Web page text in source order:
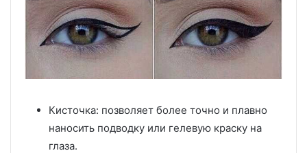
Кисточка: позволяет более точно и плавно
наносить подводку или гелевую краску на
глаза.